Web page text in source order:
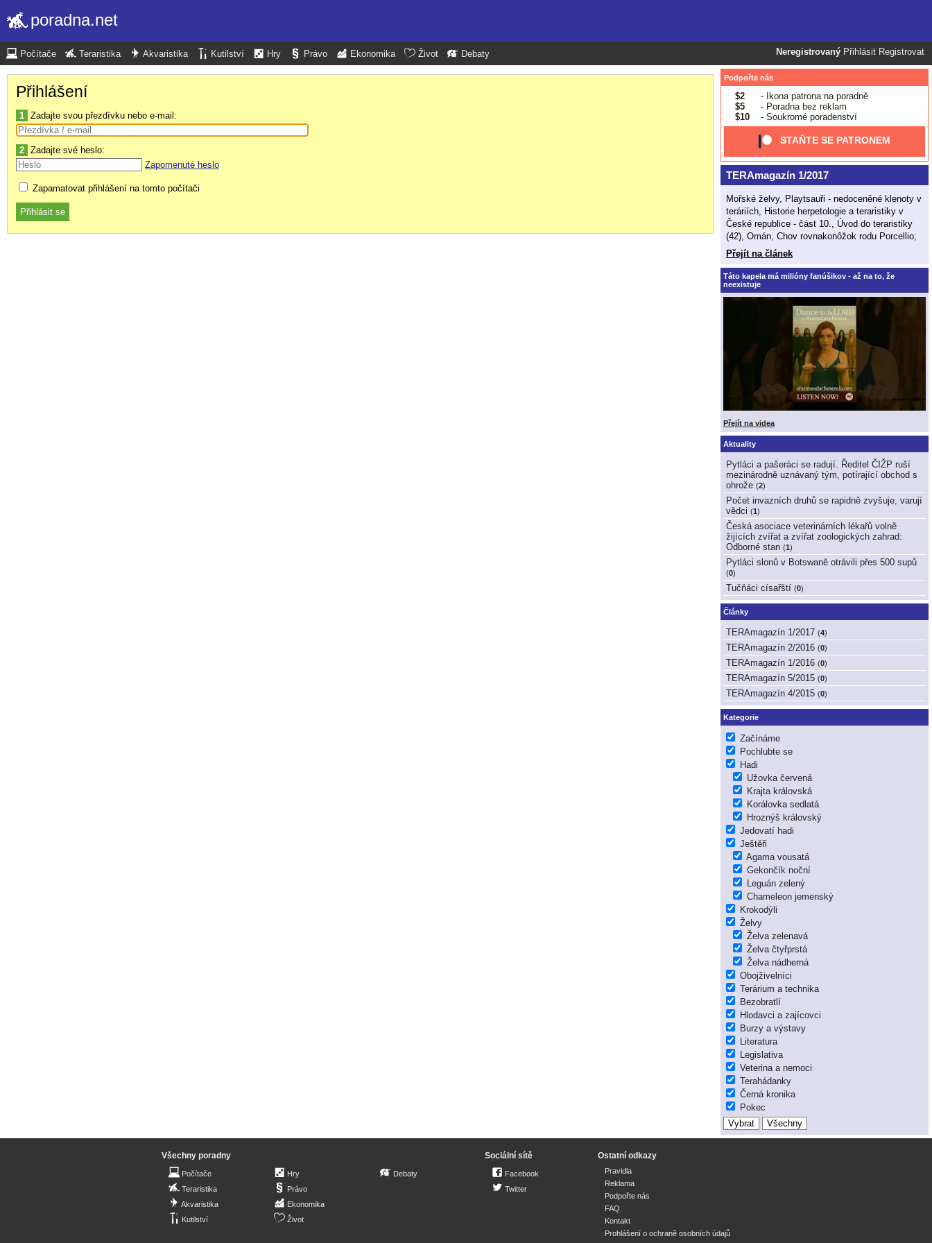
poradna.net
Neregistrovaný Přihlásit Registrovat
Počítače Teraristika Akvaristika Kutilství Hry Právo Ekonomika Život Debaty
Přihlášení
1 Zadajte svou přezdívku nebo e-mail:
2 Zadajte své heslo:
Zapomenuté heslo
Zapamatovat přihlášení na tomto počítači
Podpořte nás
$2
- Ikona patrona na poradně
$5
- Poradna bez reklam
$10
- Soukromé poradenství
STAŇTE SE PATRONEM
TERAmagazín 1/2017
Mořské želvy, Playtsauři - nedoceněné klenoty v
teráriích, Historie herpetologie a teraristiky v
České republice - část 10., Úvod do teraristiky
(42), Omán, Chov rovnakonôžok rodu Porcellio;
Přejít na článek
Táto kapela má milióny fanúšikov - až na to, že
neexistuje
Přejít na videa
Aktuality
Pytláci a pašeráci se radují. Ředitel ČIŽP ruší
mezinárodně uznávaný tým, potírající obchod s
ohrože (2)
Počet invazních druhů se rapidně zvyšuje, varují
vědci (1)
Česká asociace veterinárních lékařů volně
žijících zvířat a zvířat zoologických zahrad:
Odborné stan (1)
Pytláci slonů v Botswaně otrávili přes 500 supů
(0)
Tučňáci císařští (0)
Články
TERAmagazín 1/2017 (4)
TERAmagazín 2/2016 (0)
TERAmagazín 1/2016 (0)
TERAmagazín 5/2015 (0)
TERAmagazín 4/2015 (0)
Kategorie
Začínáme
Pochlubte se
Hadi
Užovka červená
Krajta královská
Korálovka sedlatá
Hroznýš královský
Jedovatí hadi
Ještěři
Agama vousatá
Gekončík noční
Leguán zelený
Chameleon jemenský
Krokodýli
Želvy
Želva zelenavá
Želva čtyřprstá
Želva nádherná
Obojživelníci
Terárium a technika
Bezobratlí
Hlodavci a zajícovci
Burzy a výstavy
Literatura
Legislativa
Veterina a nemoci
Terahádanky
Černá kronika
Pokec
Všechny poradny
Počítače
Teraristika
Akvaristika
Kutilství
Hry
Právo
Ekonomika
Život
Debaty
Sociální sítě
Facebook
Twitter
Ostatní odkazy
Pravidla
Reklama
Podpořte nás
FAQ
Kontakt
Prohlášení o ochraně osobních údajů